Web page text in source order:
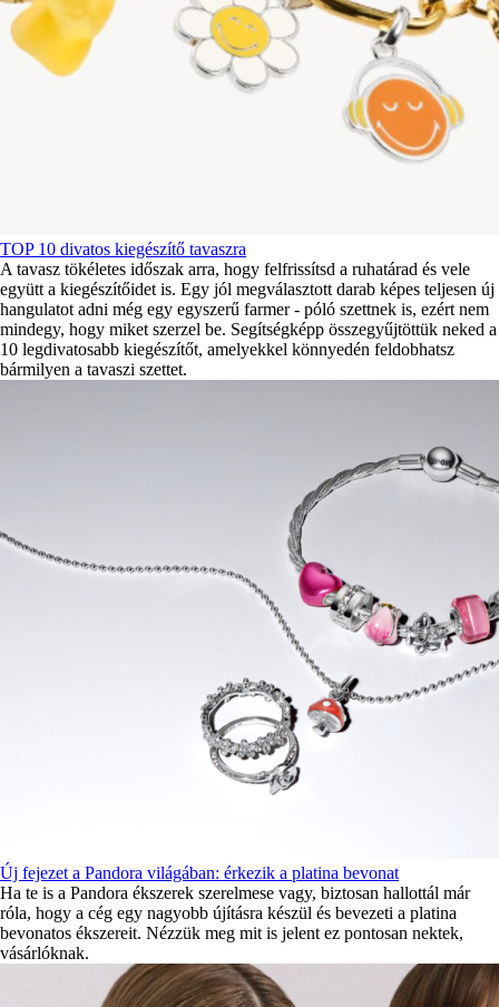
TOP 10 divatos kiegészítő tavaszra
A tavasz tökéletes időszak arra, hogy felfrissítsd a ruhatárad és vele
együtt a kiegészítőidet is. Egy jól megválasztott darab képes teljesen új
hangulatot adni még egy egyszerű farmer - póló szettnek is, ezért nem
mindegy, hogy miket szerzel be. Segítségképp összegyűjtöttük neked a
10 legdivatosabb kiegészítőt, amelyekkel könnyedén feldobhatsz
bármilyen a tavaszi szettet.
Új fejezet a Pandora világában: érkezik a platina bevonat
Ha te is a Pandora ékszerek szerelmese vagy, biztosan hallottál már
róla, hogy a cég egy nagyobb újításra készül és bevezeti a platina
bevonatos ékszereit. Nézzük meg mit is jelent ez pontosan nektek,
vásárlóknak.